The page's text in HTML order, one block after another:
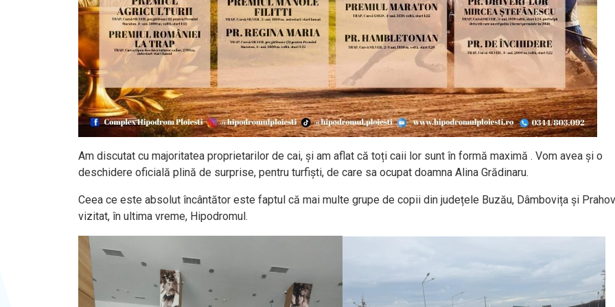
Am discutat cu majoritatea proprietarilor de cai, și am aflat că toți caii lor sunt în formă maximă . Vom avea și o
deschidere oficială plină de surprise, pentru turfiști, de care sa ocupat doamna Alina Grădinaru.
Ceea ce este absolut încântător este faptul că mai multe grupe de copii din județele Buzău, Dâmbovița și
vizitat, în ultima vreme, Hipodromul.